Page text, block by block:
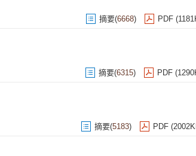
摘要(6668) PDF
摘要(6315) PDF
摘要(5183) PDF